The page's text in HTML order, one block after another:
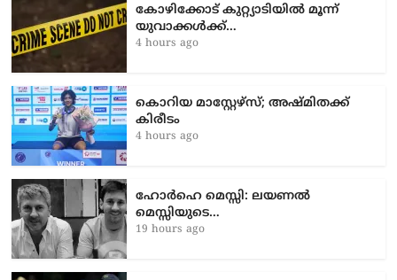
കോഴിക്കോട് കുറ്റ്യാടിയിൽ മൂന്ന്
യുവാക്കൾക്ക്…
4 hours ago
കൊറിയ മാസ്റ്റേഴ്സ്; അഷ്മിതക്ക്
കിരീടം
4 hours ago
ഹോർഹെ മെസ്സി: ലയണൽ
മെസ്സിയുടെ…
19 hours ago